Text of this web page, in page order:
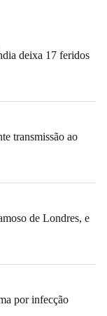
deixa 17 feridos
transmissão ao
de Londres, e
por infecção